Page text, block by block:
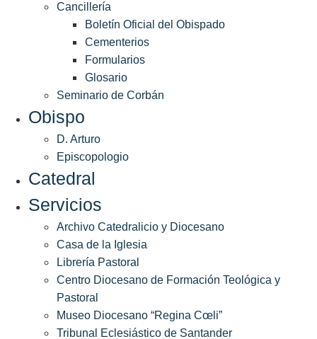
Cancillería
Boletín Oficial del Obispado
Cementerios
Formularios
Glosario
Seminario de Corbán
Obispo
D. Arturo
Episcopologio
Catedral
Servicios
Archivo Catedralicio y Diocesano
Casa de la Iglesia
Librería Pastoral
Centro Diocesano de Formación Teológica y
Pastoral
Museo Diocesano “Regina Cœli”
Tribunal Eclesiástico de Santander